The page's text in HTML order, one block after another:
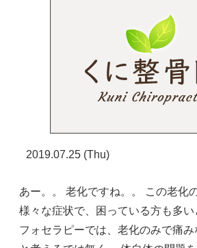
2019.07.25 (Thu)
あー。。 老化ですね。。 この老化
様々な症状で、困っている方も多
フォセラピーでは、老化のみで痛